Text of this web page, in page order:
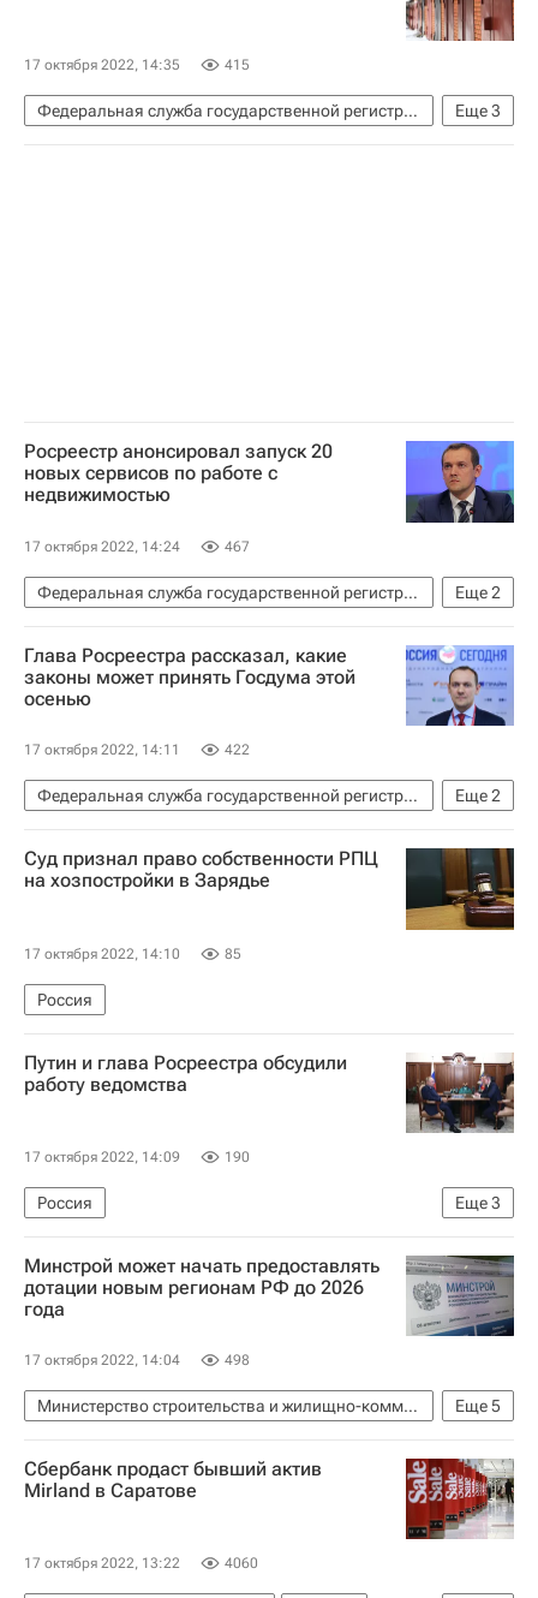
17 октября 2022, 14:35 415
Еще3
Федеральная служба государственной регистрации, кадастра и картографии (Росреестр)
Олег Скуфинский
Владимир Путин
Росреестр анонсировал запуск 20
новых сервисов по работе с
недвижимостью
17 октября 2022, 14:24 467
Еще2
Федеральная служба государственной регистрации, кадастра и картографии (Росреестр)
Олег Скуфинский
Владимир Путин
Глава Росреестра рассказал, какие
законы может принять Госдума этой
осенью
17 октября 2022, 14:11 422
Еще2
Федеральная служба государственной регистрации, кадастра и картографии (Росреестр)
Законодательство
Олег Скуфинский
Суд признал право собственности РПЦ
на хозпостройки в Зарядье
17 октября 2022, 14:10 85
Россия
Путин и глава Росреестра обсудили
работу ведомства
17 октября 2022, 14:09 190
Еще3
Россия
Федеральная служба государственной регистрации, кадастра и картографии (Росреестр)
Владимир Путин
Олег Скуфинский
Минстрой может начать предоставлять
дотации новым регионам РФ до 2026
года
17 октября 2022, 14:04 498
Еще5
Министерство строительства и жилищно-коммунального хозяйства РФ (Минстрой России)
ДНР
ЛНР
Херсонская область
Запорожская область
Бюджет
Сбербанк продаст бывший актив
Mirland в Саратове
17 октября 2022, 13:22 4060